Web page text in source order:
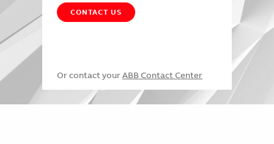
CONTACT US
Or contact your ABB Contact Center